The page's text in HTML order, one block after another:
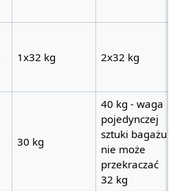
1x32 kg 2x32 kg
30 kg
40 kg - waga
pojedynczej
sztuki bagażu
nie może
przekraczać
32 kg